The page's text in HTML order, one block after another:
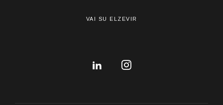
VAI SU ELZEVIR